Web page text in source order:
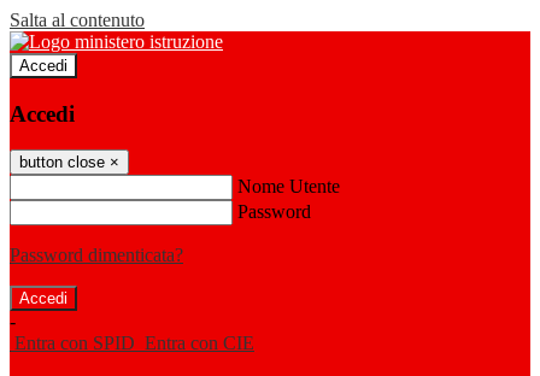
Salta al contenuto
Accedi
Accedi
button close ×
Nome Utente
Password
Password dimenticata?
-
Entra con SPID Entra con CIE